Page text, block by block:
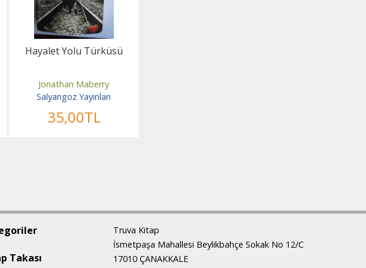
Hayalet Yolu Türküsü
Jonathan Maberry
Salyangoz Yayınları
35,00TL
Takası
Truva Kitap
İsmetpaşa Mahallesi Beylikbahçe Sokak No 12/C
17010 ÇANAKKALE